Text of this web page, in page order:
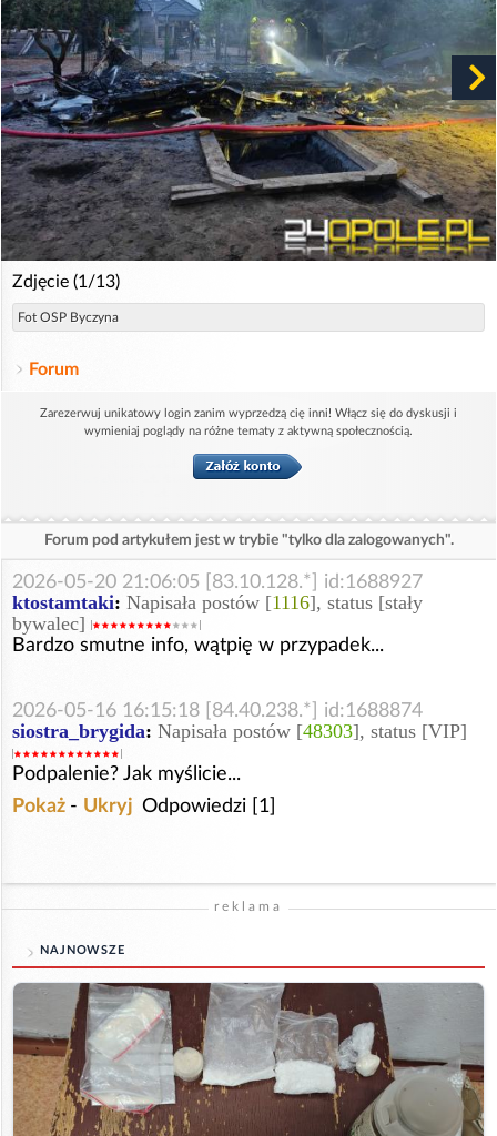
Zdjęcie (1/13)
Fot OSP Byczyna
Forum
Zarezerwuj unikatowy login zanim wyprzedzą cię inni! Włącz się do dyskusji i
wymieniaj poglądy na różne tematy z aktywną społecznością.
Forum pod artykułem jest w trybie "tylko dla zalogowanych".
2026-05-20 21:06:05 [83.10.128.*] id:1688927
ktostamtaki: Napisała postów [1116], status [stały
bywalec]
Bardzo smutne info, wątpię w przypadek...
2026-05-16 16:15:18 [84.40.238.*] id:1688874
siostra_brygida: Napisała postów [48303], status [VIP]
Podpalenie? Jak myślicie...
Pokaż - Ukryj Odpowiedzi [1]
reklama
NAJNOWSZE